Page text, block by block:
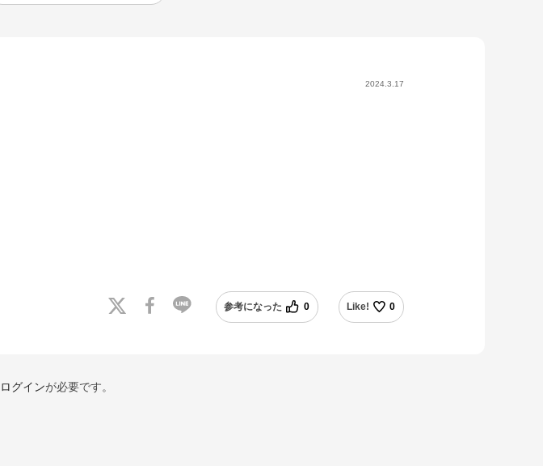
2024.3.17
参考になった 0 Like! 0
ログインが必要です。